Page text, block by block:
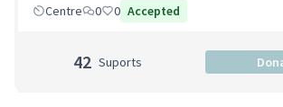
Centre
0 0 Accepted
42 Suports